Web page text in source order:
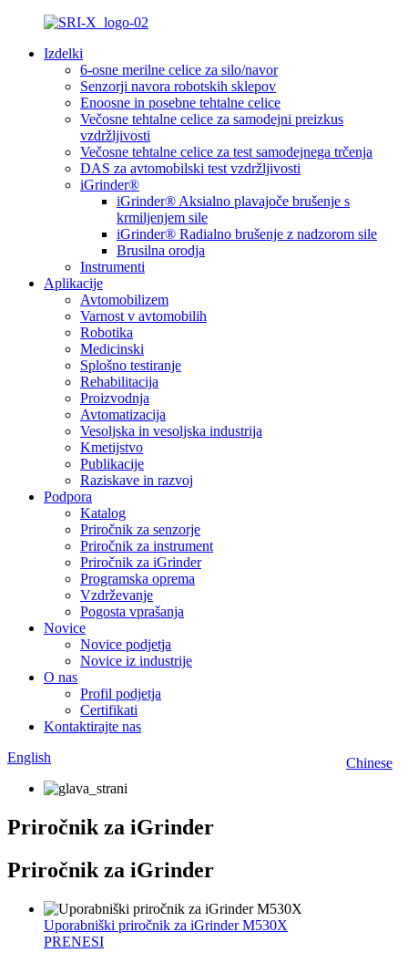
Izdelki
6-osne merilne celice za silo/navor
Senzorji navora robotskih sklepov
Enoosne in posebne tehtalne celice
Večosne tehtalne celice za samodejni preizkus
vzdržljivosti
Večosne tehtalne celice za test samodejnega trčenja
DAS za avtomobilski test vzdržljivosti
iGrinder®
iGrinder® Aksialno plavajoče brušenje s
krmiljenjem sile
iGrinder® Radialno brušenje z nadzorom sile
Brusilna orodja
Instrumenti
Aplikacije
Avtomobilizem
Varnost v avtomobilih
Robotika
Medicinski
Splošno testiranje
Rehabilitacija
Proizvodnja
Avtomatizacija
Vesoljska in vesoljska industrija
Kmetijstvo
Publikacije
Raziskave in razvoj
Podpora
Katalog
Priročnik za senzorje
Priročnik za instrument
Priročnik za iGrinder
Programska oprema
Vzdrževanje
Pogosta vprašanja
Novice
Novice podjetja
Novice iz industrije
O nas
Profil podjetja
Certifikati
Kontaktirajte nas
Chinese
English
Priročnik za iGrinder
Priročnik za iGrinder
Uporabniški priročnik za iGrinder M530X
PRENESI